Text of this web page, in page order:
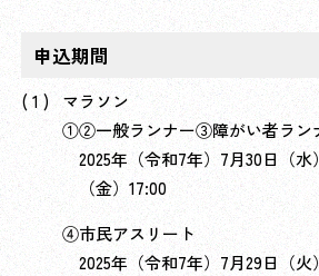
申込期間
マラソン
①②一般ランナー③障がい者ラン
2025年（令和7年）7月30日（水
（金）17:00
④市民アスリート
2025年（令和7年）7月29日（火